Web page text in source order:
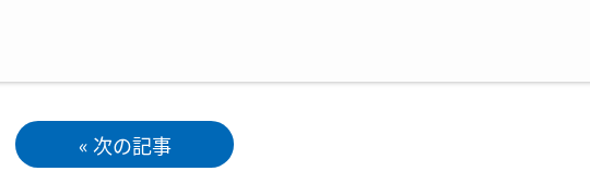
« 次の記事